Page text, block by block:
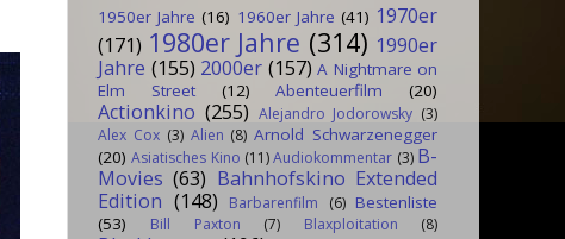
1950er Jahre (16) 1960er Jahre (41) 1970er
(171) 1980er Jahre (314) 1990er
Jahre (155) 2000er (157) A Nightmare on
Elm Street
(12) Abenteuerfilm (20)
Actionkino (255) Alejandro Jodorowsky (3)
Alex Cox (3) Alien (8) Arnold Schwarzenegger
(20) Asiatisches Kino (11)Audiokommentar (3) B-
Movies (63) Bahnhofskino Extended
Edition (148) Barbarenfilm (6) Bestenliste
(53)
Bill Paxton (7) Blaxploitation (8)